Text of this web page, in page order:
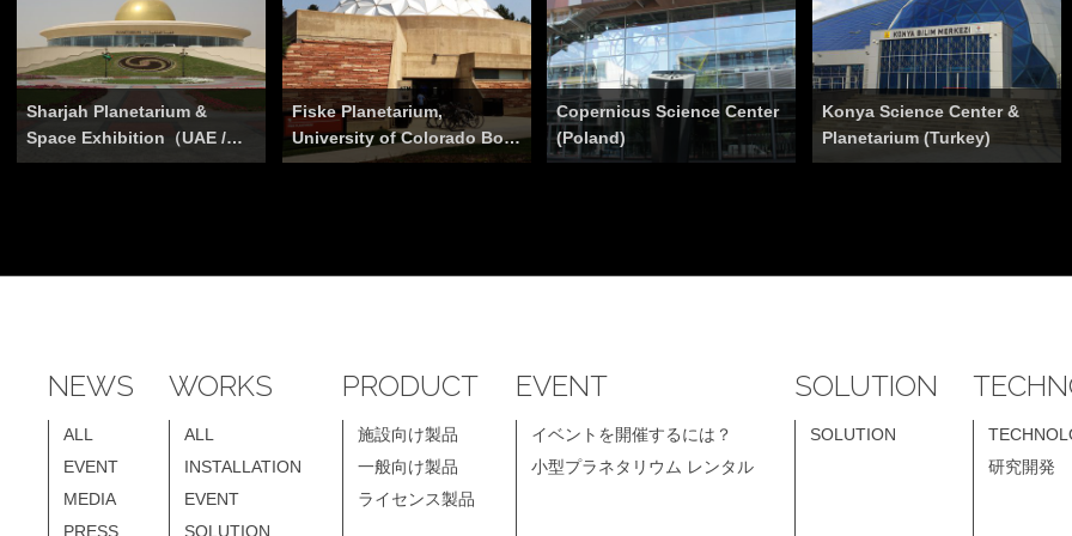
Sharjah Planetarium &
Space Exhibition（UAE /…
Fiske Planetarium,
University of Colorado Bo…
Copernicus Science Center
(Poland)
Konya Science Center &
Planetarium (Turkey)
NEWS
ALL
EVENT
MEDIA
PRESS
WORKS
ALL
INSTALLATION
EVENT
SOLUTION
PRODUCT
施設向け製品
一般向け製品
ライセンス製品
EVENT
イベントを開催するには？
小型プラネタリウム レンタル
SOLUTION
SOLUTION
研究開発